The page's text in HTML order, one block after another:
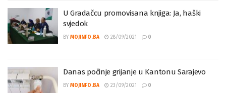
U Gradačcu promovisana knjiga: Ja, haški
svjedok
BY MOJINFO.BA 28/09/2021 0
Danas počinje grijanje u Kantonu Sarajevo
BY MOJINFO.BA 23/09/2021 0